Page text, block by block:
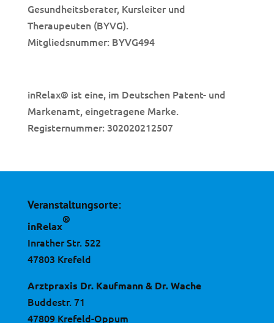
Gesundheitsberater, Kursleiter und
Theraupeuten (BYVG).
Mitgliedsnummer: BYVG494
inRelax® ist eine, im Deutschen Patent- und
Markenamt, eingetragene Marke.
Registernummer: 302020212507
Veranstaltungsorte:
inRelax
®
Inrather Str. 522
47803 Krefeld
Arztpraxis Dr. Kaufmann & Dr. Wache
Buddestr. 71
47809 Krefeld-Oppum